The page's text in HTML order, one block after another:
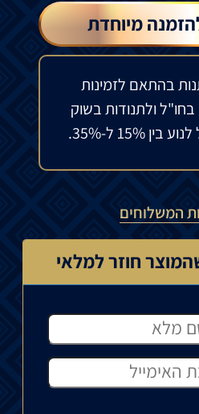
מיוחדת
בהתאם לזמינות
ולתנודות בשוק
15% ל-35%.
המשלוחים
חוזר למלאי